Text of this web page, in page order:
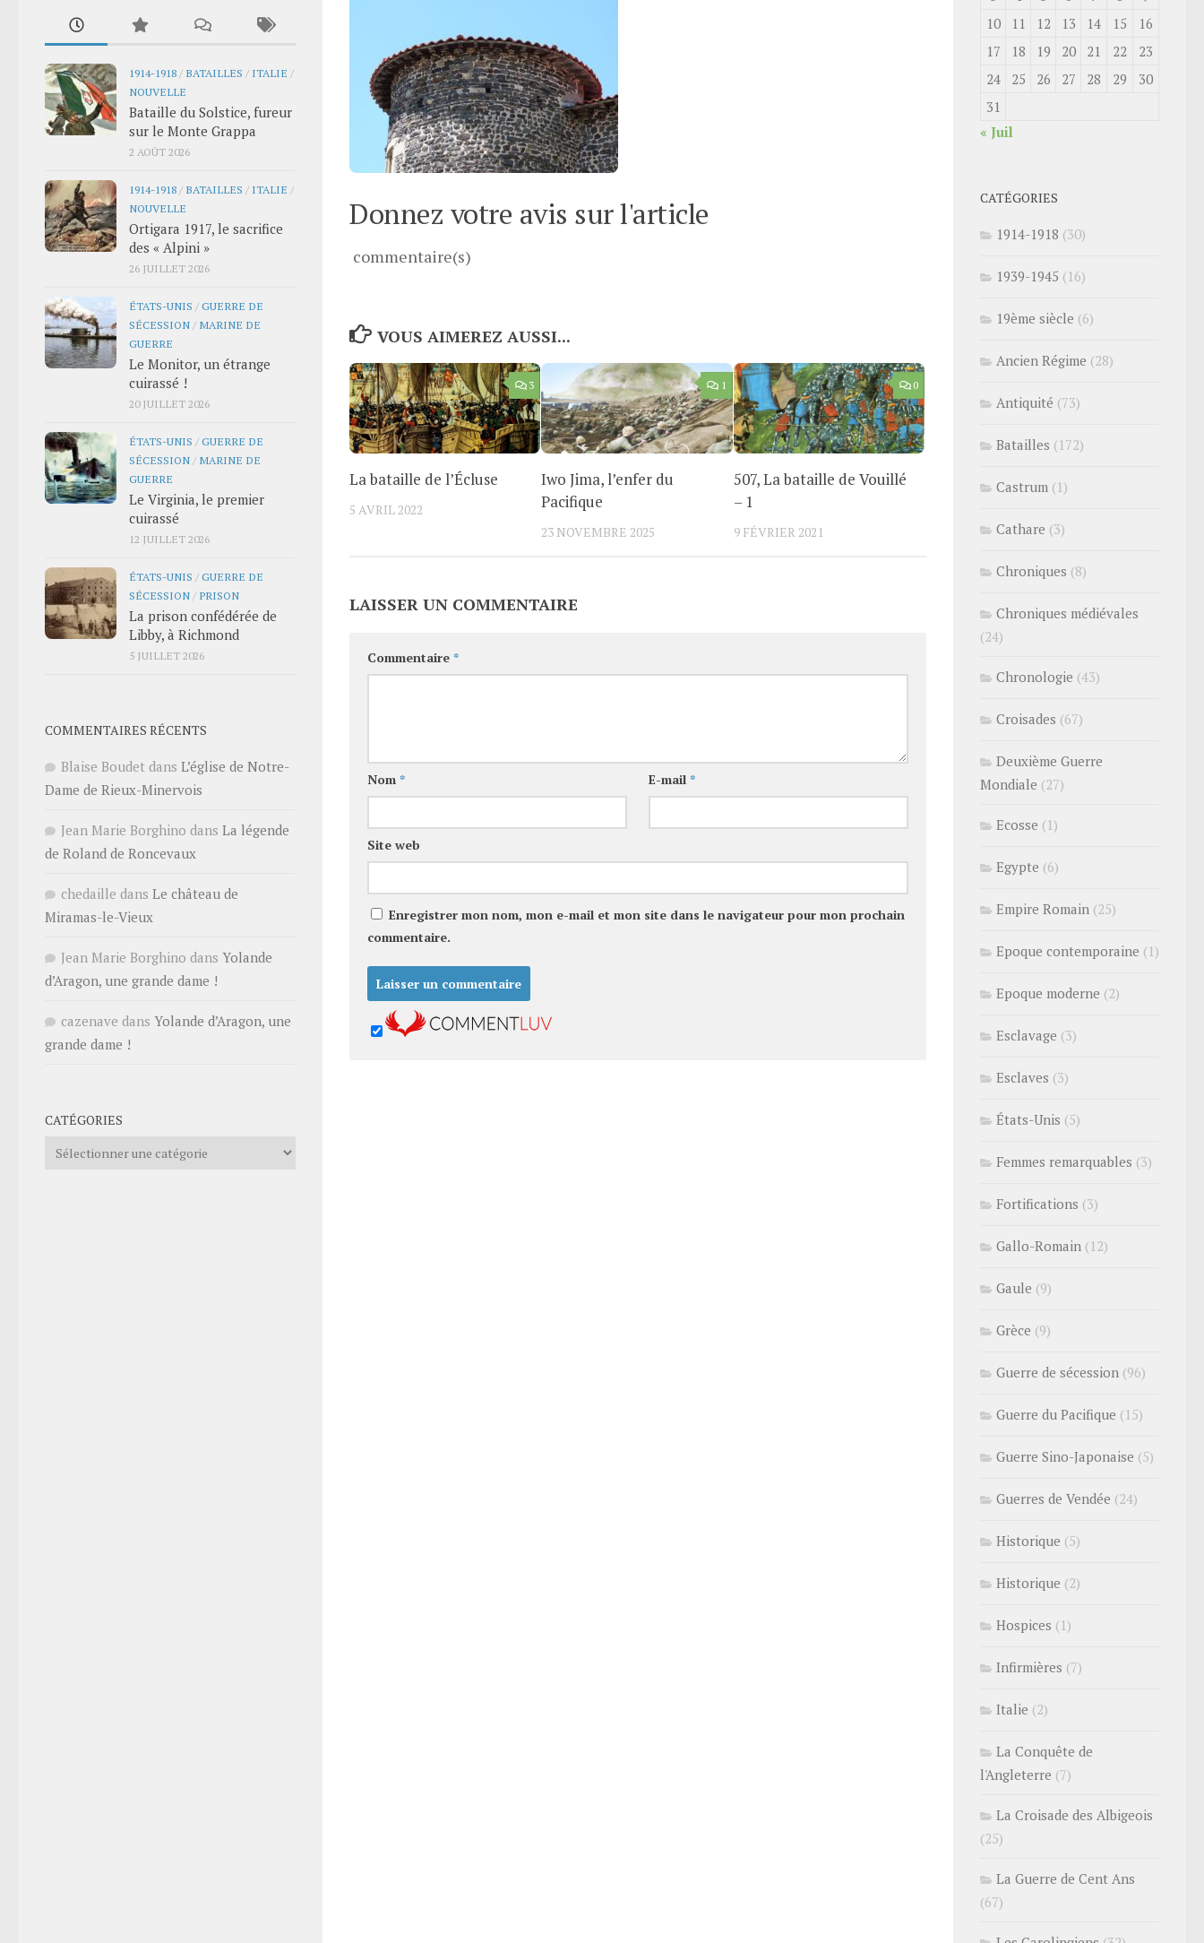
Donnez votre avis sur l'article
commentaire(s)
VOUS AIMEREZ AUSSI...
3
La bataille de l’Écluse
5 AVRIL 2022
1
Iwo Jima, l’enfer du
Pacifique
23 NOVEMBRE 2025
0
507, La bataille de Vouillé
– 1
9 FÉVRIER 2021
LAISSER UN COMMENTAIRE
Commentaire *
Nom * E-mail *
Site web
Enregistrer mon nom, mon e-mail et mon site dans le navigateur pour mon prochain
commentaire.
1914-1918 / BATAILLES / ITALIE /
NOUVELLE
Bataille du Solstice, fureur
sur le Monte Grappa
2 AOÛT 2026
1914-1918 / BATAILLES / ITALIE /
NOUVELLE
Ortigara 1917, le sacrifice
des « Alpini »
26 JUILLET 2026
ÉTATS-UNIS /GUERRE DE
SÉCESSION / MARINE DE
GUERRE
Le Monitor, un étrange
cuirassé !
20 JUILLET 2026
ÉTATS-UNIS /GUERRE DE
SÉCESSION / MARINE DE
GUERRE
Le Virginia, le premier
cuirassé
12 JUILLET 2026
ÉTATS-UNIS /GUERRE DE
SÉCESSION / PRISON
La prison confédérée de
Libby, à Richmond
5 JUILLET 2026
COMMENTAIRES RÉCENTS
Blaise Boudet dans L’église de Notre-
Dame de Rieux-Minervois
Jean Marie Borghino dans La légende
de Roland de Roncevaux
chedaille dans Le château de
Miramas-le-Vieux
Jean Marie Borghino dans Yolande
d’Aragon, une grande dame !
cazenave dans Yolande d’Aragon, une
grande dame !
CATÉGORIES
Catégories
10
11 12 13 14 15
16
17
18 19 20 21 22
23
24
25 26 27 28 29
30
31
« Juil
CATÉGORIES
1914-1918 (30)
1939-1945 (16)
19ème siècle (6)
Ancien Régime (28)
Antiquité (73)
Batailles (172)
Castrum (1)
Cathare (3)
Chroniques (8)
Chroniques médiévales
(24)
Chronologie (43)
Croisades (67)
Deuxième Guerre
Mondiale (27)
Ecosse (1)
Egypte (6)
Empire Romain (25)
Epoque contemporaine (1)
Epoque moderne (2)
Esclavage (3)
Esclaves (3)
États-Unis (5)
Femmes remarquables (3)
Fortifications (3)
Gallo-Romain (12)
Gaule (9)
Grèce (9)
Guerre de sécession (96)
Guerre du Pacifique (15)
Guerre Sino-Japonaise (5)
Guerres de Vendée (24)
Historique (5)
Historique (2)
Hospices (1)
Infirmières (7)
Italie (2)
La Conquête de
l'Angleterre (7)
La Croisade des Albigeois
(25)
La Guerre de Cent Ans
(67)